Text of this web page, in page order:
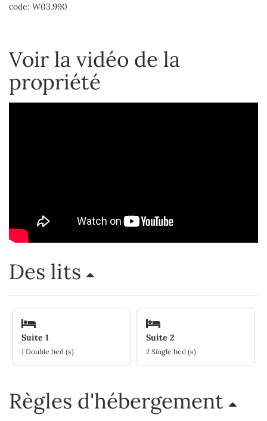
code: W03.990
Voir la vidéo de la
propriété
Des lits
Suite 1
1 Double bed (s)
Suite 2
2 Single bed (s)
Règles d'hébergement